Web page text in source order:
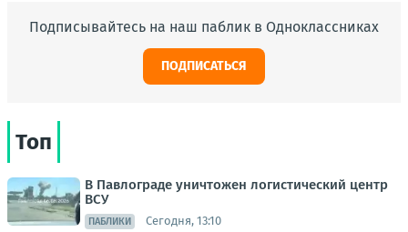
Подписывайтесь на наш паблик в Одноклассниках
ПОДПИСАТЬСЯ
Топ
В Павлограде уничтожен логистический центр
ВСУ
ПАБЛИКИ Сегодня, 13:10